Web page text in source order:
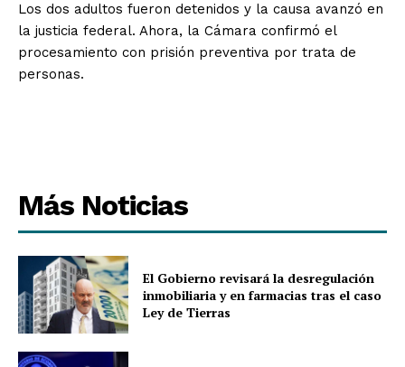
Los dos adultos fueron detenidos y la causa avanzó en
la justicia federal. Ahora, la Cámara confirmó el
procesamiento con prisión preventiva por trata de
personas.
Más Noticias
El Gobierno revisará la desregulación
inmobiliaria y en farmacias tras el caso
Ley de Tierras